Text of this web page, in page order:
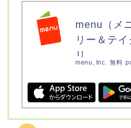
menu（メ
リー＆テ
リ
menu, Inc. 無料